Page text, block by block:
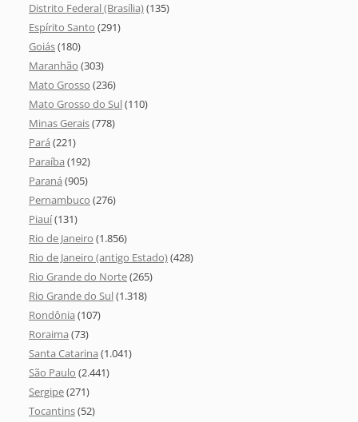
Distrito Federal (Brasília)(135)
Espírito Santo (291)
Goiás(180)
Maranhão (303)
Mato Grosso (236)
Mato Grosso do Sul(110)
Minas Gerais(778)
Pará (221)
Paraíba (192)
Paraná (905)
Pernambuco (276)
Piauí(131)
Rio de Janeiro (1.856)
Rio de Janeiro (antigo Estado)(428)
Rio Grande do Norte(265)
Rio Grande do Sul(1.318)
Rondônia (107)
Roraima (73)
Santa Catarina (1.041)
São Paulo (2.441)
Sergipe(271)
Tocantins(52)